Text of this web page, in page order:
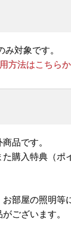
み対象です。
方法はこちらか
品です。
た購入特典（
部屋の照明等
ございます。